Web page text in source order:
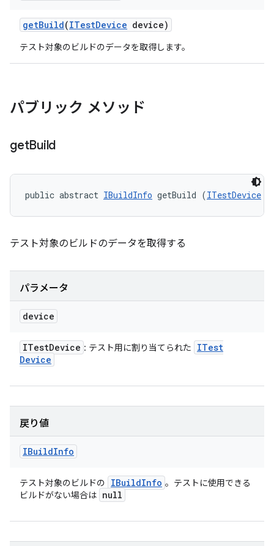
getBuild(ITestDevice device)
テスト対象のビルドのデータを取得します。
パブリック メソッド
getBuild
public abstract IBuildInfo getBuild (ITestDevice
テスト対象のビルドのデータを取得する
パラメータ
device
ITestDevice : テスト用に割り当てられた
ITest
Device
戻り値
IBuildInfo
テスト対象のビルドの IBuildInfo 。テストに使用できる
ビルドがない場合は null